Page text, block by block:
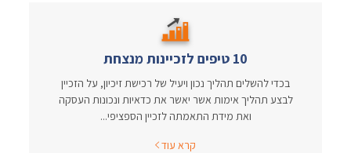
10 טיפים לזכיינות מנצחת
בכדי להשלים תהליך נכון ויעיל של רכישת זיכיון, על הזכיין
לבצע תהליך אימות אשר יאשר את כדאיות ונכונות העסקה
ואת מידת התאמתה לזכיין הספציפי...
קרא עוד